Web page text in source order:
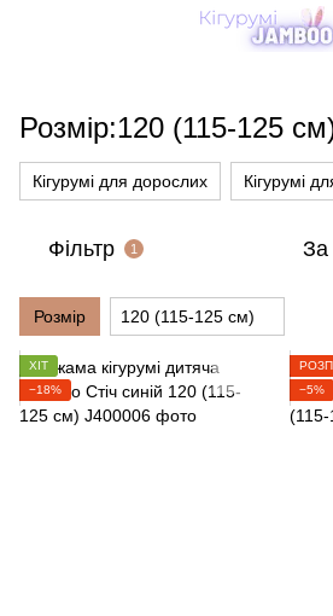
Розмір:120 (115-125
Кігурумі для дорослих Кігурумі
Фільтр 1 За
Розмір 120 (115-125 см)
ХІТ
−18%
−5%